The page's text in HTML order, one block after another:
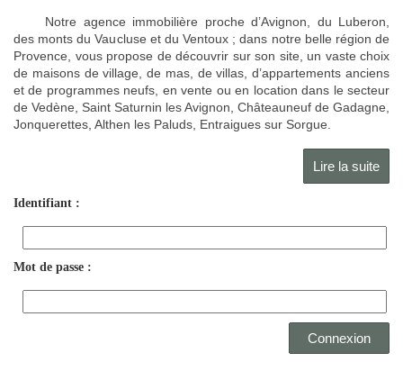
Notre agence immobilière proche d’Avignon, du Luberon,
des monts du Vaucluse et du Ventoux ; dans notre belle région de
Provence, vous propose de découvrir sur son site, un vaste choix
de maisons de village, de mas, de villas, d’appartements anciens
et de programmes neufs, en vente ou en location dans le secteur
de Vedène, Saint Saturnin les Avignon, Châteauneuf de Gadagne,
Jonquerettes, Althen les Paluds, Entraigues sur Sorgue.
Lire la suite
Identifiant :
Mot de passe :